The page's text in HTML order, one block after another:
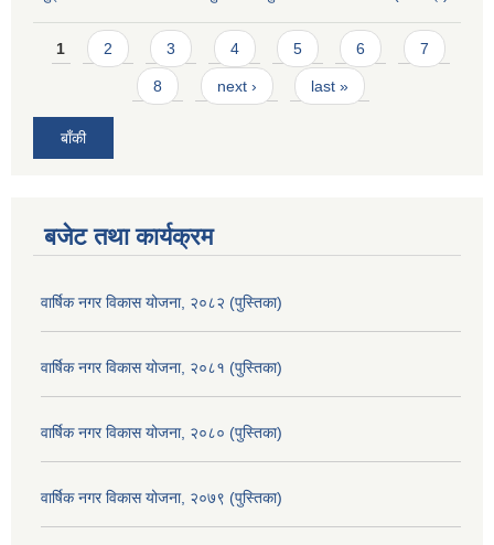
Pages
1 2 3 4 5 6 7
8 next › last »
बाँकी
बजेट तथा कार्यक्रम
वार्षिक नगर विकास योजना, २०८२ (पुस्तिका)
वार्षिक नगर विकास योजना, २०८१ (पुस्तिका)
वार्षिक नगर विकास योजना, २०८० (पुस्तिका)
वार्षिक नगर विकास योजना, २०७९ (पुस्तिका)